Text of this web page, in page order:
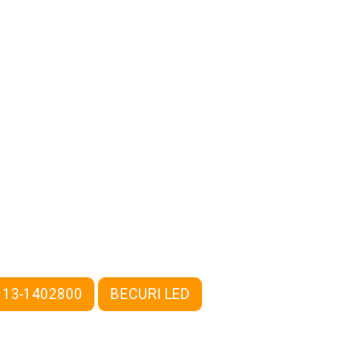
13-1402800 BECURI LED